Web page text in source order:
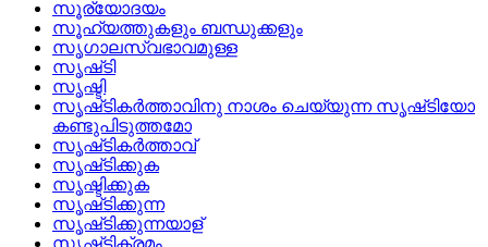
സൂര്യോദയം
സൂഹ്യത്തുകളും ബന്ധുക്കളും
സൃഗാലസ്വഭാവമുള്ള
സൃഷ്‌ടി
സൃഷ്ടി
സൃഷ്‌ടികര്‍ത്താവിനു നാശം ചെയ്യുന്ന സൃഷ്‌ടിയോ
കണ്ടുപിടുത്തമോ
സൃഷ്‌ടികര്‍ത്താവ്
സൃഷ്‌ടിക്കുക
സൃഷ്ടിക്കുക
സൃഷ്‌ടിക്കുന്ന
സൃഷ്‌ടിക്കുന്നയാള്